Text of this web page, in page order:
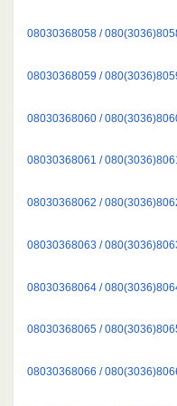
08030368058 /
08030368059 /
08030368060 /
08030368061 /
08030368062 /
08030368063 /
08030368064 /
08030368065 /
08030368066 /